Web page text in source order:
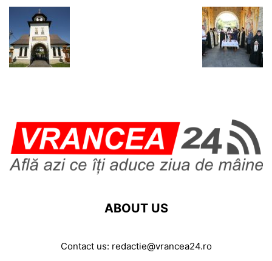
ABOUT US
Contact us: redactie@vrancea24.ro